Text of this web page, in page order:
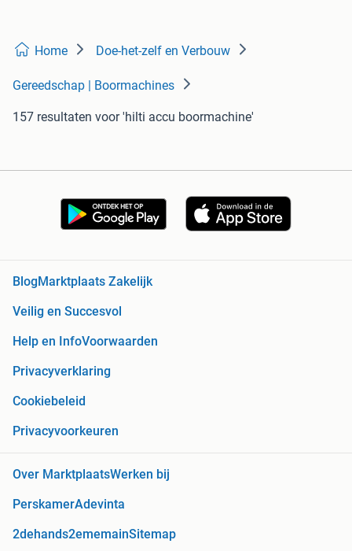
Home Doe-het-zelf en Verbouw
Gereedschap | Boormachines
157 resultaten voor 'hilti accu boormachine'
BlogMarktplaats Zakelijk
Veilig en Succesvol
Help en InfoVoorwaarden
Privacyverklaring
Cookiebeleid
Privacyvoorkeuren
Over MarktplaatsWerken bij
PerskamerAdevinta
2dehands2ememainSitemap